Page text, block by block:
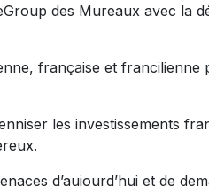
des Mureaux avec
française et
les investissements
d’aujourd’hui et de